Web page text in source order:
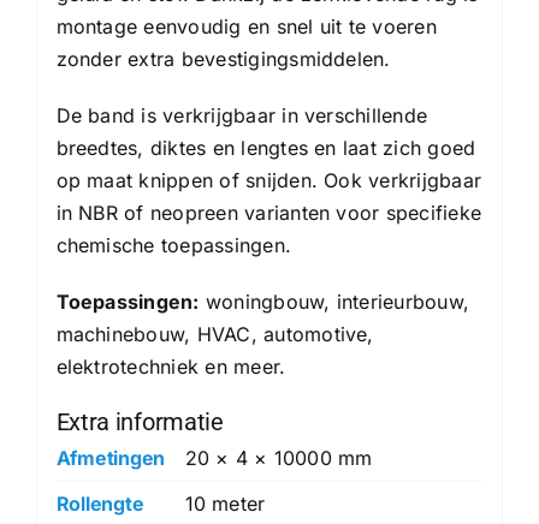
montage eenvoudig en snel uit te voeren
zonder extra bevestigingsmiddelen.
De band is verkrijgbaar in verschillende
breedtes, diktes en lengtes en laat zich goed
op maat knippen of snijden. Ook verkrijgbaar
in NBR of neopreen varianten voor specifieke
chemische toepassingen.
Toepassingen: woningbouw, interieurbouw,
machinebouw, HVAC, automotive,
elektrotechniek en meer.
Extra informatie
Afmetingen
20 × 4 × 10000 mm
Rollengte
10 meter